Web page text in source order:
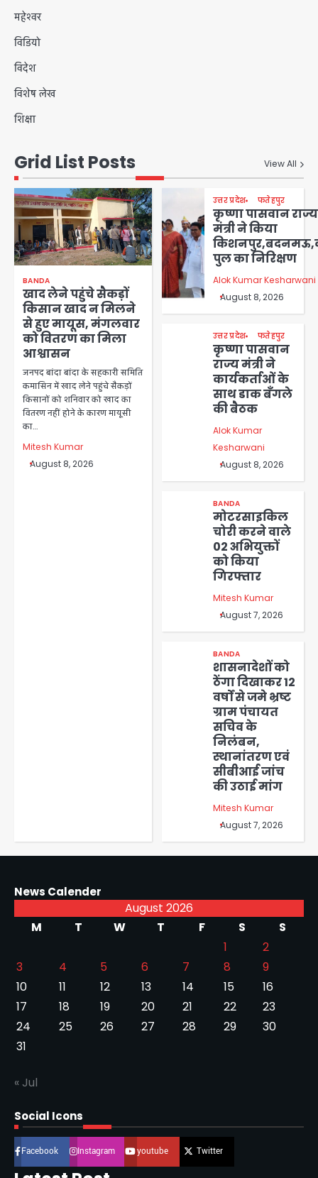
महेश्वर
विडियो
विदेश
विशेष लेख
शिक्षा
Grid List Posts View All
BANDA
खाद लेने पहुंचे सैकड़ों
किसान खाद न मिलने
से हुए मायूस, मंगलवार
को वितरण का मिला
आश्वासन
जनपद बांदा बांदा के सहकारी समिति
कमासिन में खाद लेने पहुंचे सैकड़ों
किसानों को शनिवार को खाद का
वितरण नहीं होने के कारण मायूसी
का…
Mitesh Kumar
August 8, 2026
उत्तर प्रदेश फतेहपुर
कृष्णा पासवान राज्य
मंत्री ने किया
पुल का निरिक्षण
Alok Kumar Kesharwani
August 8, 2026
उत्तर प्रदेश फतेहपुर
कृष्णा पासवान
राज्य मंत्री ने
कार्यकर्ताओं के
साथ डाक बँगले
की बैठक
Alok Kumar
Kesharwani
August 8, 2026
BANDA
मोटरसाइकिल
चोरी करने वाले
02 अभियुक्तों
को किया
गिरफ्तार
Mitesh Kumar
August 7, 2026
BANDA
शासनादेशों को
ठेंगा दिखाकर 12
वर्षों से जमे भ्रष्ट
ग्राम पंचायत
सचिव के
निलंबन,
स्थानांतरण एवं
सीबीआई जांच
की उठाई मांग
Mitesh Kumar
August 7, 2026
News Calender
August 2026
M
T W T F S
S
1
2
3
4 5 6 7 8
9
10
11 12 13 14 15
16
17
18 19 20 21 22
23
24
25 26 27 28 29
30
31
« Jul
Social Icons
Facebook Instagram youtube Twitter